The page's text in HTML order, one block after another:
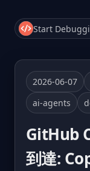
Start
2026-06-07
ai-agents
GitHub
到達: